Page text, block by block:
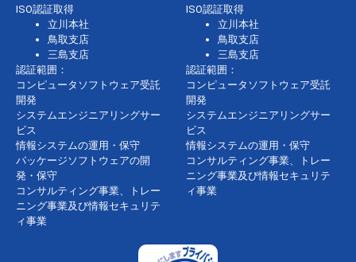
ISO認証取得
立川本社
鳥取支店
三島支店
認証範囲：
コンピュータソフトウェア受託
開発
システムエンジニアリングサー
ビス
情報システムの運用・保守
パッケージソフトウェアの開
発・保守
コンサルティング事業、トレー
ニング事業及び情報セキュリテ
ィ事業
ISO認証取得
立川本社
鳥取支店
三島支店
認証範囲：
コンピュータソフトウェア受託
開発
システムエンジニアリングサー
ビス
情報システムの運用・保守
コンサルティング事業、トレー
ニング事業及び情報セキュリテ
ィ事業